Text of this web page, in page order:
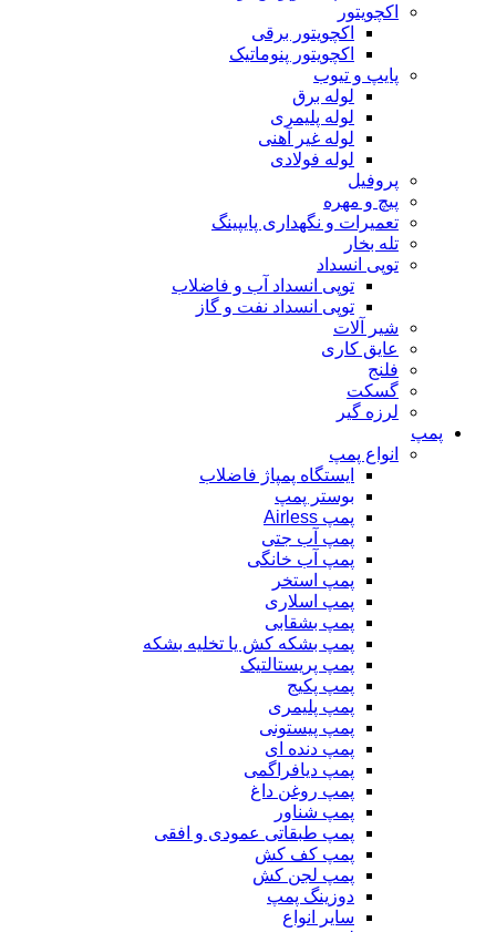
اکچویتور
اکچویتور برقی
اکچویتور پنوماتیک
پایپ و تیوب
لوله برق
لوله پلیمری
لوله غیر آهنی
لوله فولادی
پروفیل
پیچ و مهره
تعمیرات و نگهداری پایپینگ
تله بخار
توپی انسداد
توپی انسداد آب و فاضلاب
توپی انسداد نفت و گاز
شیر آلات
عایق کاری
فلنج
گسکت
لرزه گیر
پمپ
انواع پمپ
ایستگاه پمپاژ فاضلاب
بوستر پمپ
پمپ Airless
پمپ آب جتی
پمپ آب خانگی
پمپ استخر
پمپ اسلاری
پمپ بشقابی
پمپ بشکه کش یا تخلیه بشکه
پمپ پریستالتیک
پمپ پکیج
پمپ پلیمری
پمپ پیستونی
پمپ دنده ای
پمپ دیافراگمی
پمپ روغن داغ
پمپ شناور
پمپ طبقاتی عمودی و افقی
پمپ کف کش
پمپ لجن کش
دوزینگ پمپ
سایر انواع